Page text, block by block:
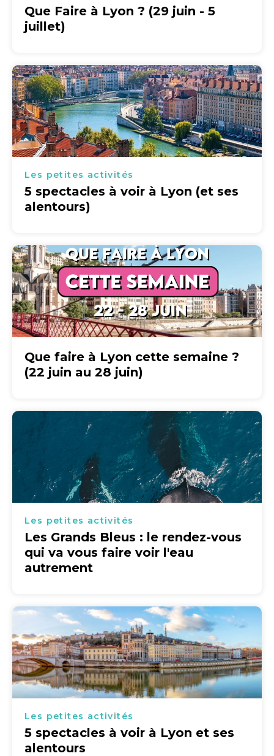
Que Faire à Lyon ? (29 juin - 5
juillet)
Les petites activités
5 spectacles à voir à Lyon (et ses
alentours)
Que faire à Lyon cette semaine ?
(22 juin au 28 juin)
Les petites activités
Les Grands Bleus : le rendez-vous
qui va vous faire voir l'eau
autrement
Les petites activités
5 spectacles à voir à Lyon et ses
alentours